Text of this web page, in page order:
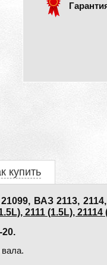
купить
ВАЗ 2113, 2114,
2111 (1.5L), 21114